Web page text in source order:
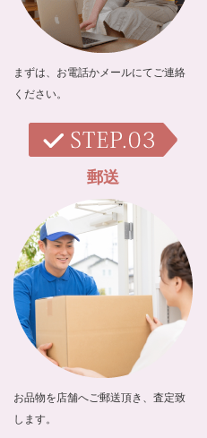
まずは、お電話かメールにてご連絡
ください。
郵送
お品物を店舗へご郵送頂き、査定致
します。